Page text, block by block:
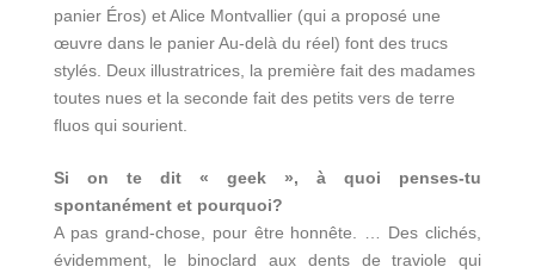
panier Éros) et Alice Montvallier (qui a proposé une
œuvre dans le panier Au-delà du réel) font des trucs
stylés. Deux illustratrices, la première fait des madames
toutes nues et la seconde fait des petits vers de terre
fluos qui sourient.
Si on te dit « geek », à quoi penses-tu
spontanément et pourquoi?
A pas grand-chose, pour être honnête. … Des clichés,
évidemment, le binoclard aux dents de traviole qui